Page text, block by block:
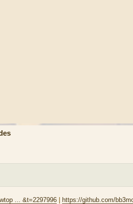
... &t=2297996
https://github.com/